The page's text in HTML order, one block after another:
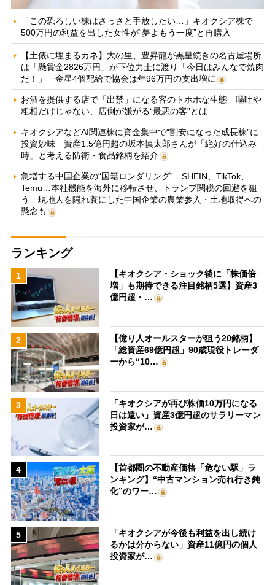
「この恐ろしい株はさっさと手放したい…」キオクシア株で
500万円の利益を出した女性が“夢よもう一度”と再購入
【土俵に埋まるカネ】大の里、豊昇龍が黒星続きの名古屋場所
は「懸賞金2826万円」が下位力士に渡り「今日はみんなで焼肉
だ！」 金星4個配給で協会は年96万円の支出増に
お酒を提供する店で「出禁」になる客のトホホな生態 嘔吐や
粗相だけじゃない、店側が嫌がる“最悪の客”とは
キオクシアなどAI関連株に資金集中で“割安になった成長株”に
投資妙味 資産1.5億円超の坂本慎太郎さんが「絶好の仕込み
時」と考える防衛・食品銘柄を紹介
急増する中国企業の“国籍ロンダリング” SHEIN、TikTok、
Temu…本社機能を海外に移転させ、トランプ関税の回避を狙
う 現地人を隠れ蓑にした中国企業の農業参入・土地取得への
懸念も
ランキング
1
【キオクシア・ショック後に「株価倍
増」も期待できる注目銘柄5選】資産3
億円超・…
2
【億り人オールスターが狙う20銘柄】
「総資産69億円超」90歳現役トレーダ
ーから“10…
3
「キオクシアが再び株価10万円になる
日は遠い」資産3億円超のサラリーマン
投資家が…
4
【首都圏の不動産価格「危ない駅」ラ
ンキング】“中古マンション売れ行き鈍
化”のワー…
5
「キオクシアが今後も利益を出し続け
るかは分からない」資産11億円の個人
投資家が…